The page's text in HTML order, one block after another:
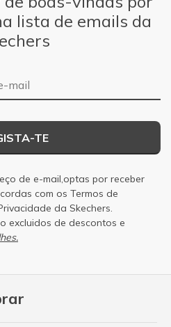
lista de emails da
TE
de e-mail,optas por receber
com os Termos de
da Skechers.
excluidos de descontos e